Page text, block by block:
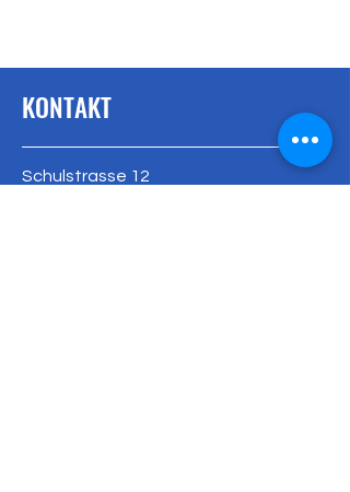
KONTAKT
Schulstrasse 12